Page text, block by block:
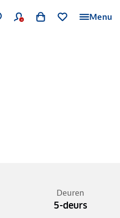
Menu
Deuren
5-deurs